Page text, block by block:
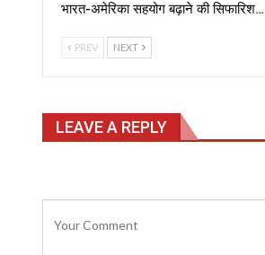
भारत-अमेरिका सहयोग बढ़ाने की सिफारिश…
PREV NEXT
LEAVE A REPLY